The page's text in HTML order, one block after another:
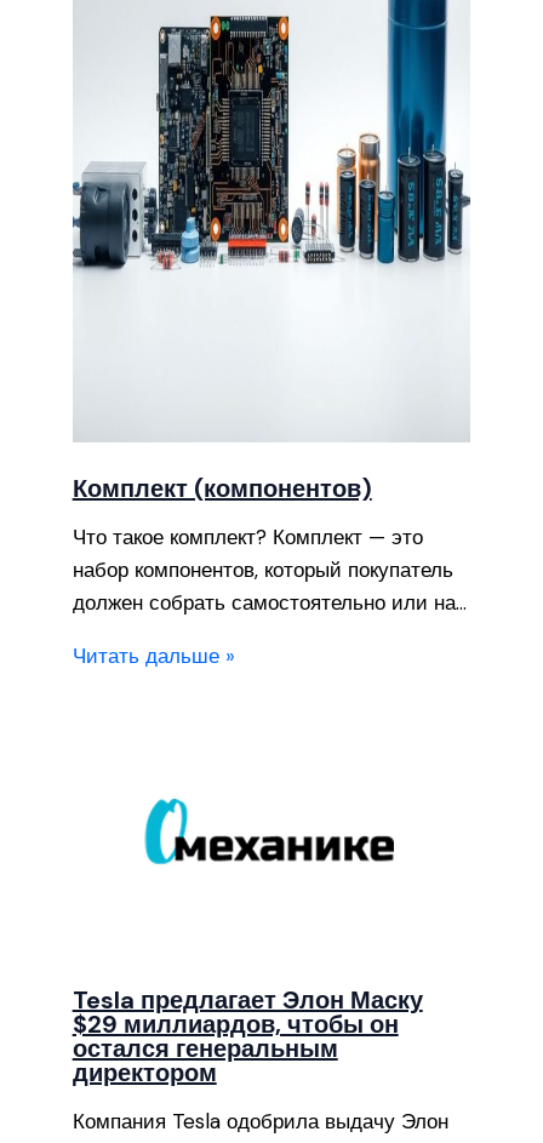
Комплект (компонентов)
Что такое комплект? Комплект — это
набор компонентов, который покупатель
должен собрать самостоятельно или на…
Читать дальше »
Tesla предлагает Элон Маску
$29 миллиардов, чтобы он
остался генеральным
директором
Компания Tesla одобрила выдачу Элон